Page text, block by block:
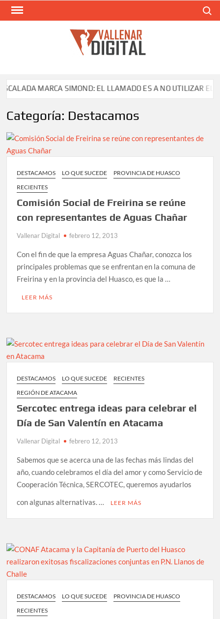
Saltar
MARCA SIMOND: EL LLAMADO ES A NO UTILIZAR EL
Categoría: Destacamos
DESTACAMOS LO QUE SUCEDE
PROVINCIA DE HUASCO
RECIENTES
Comisión Social de Freirina se reúne
con representantes de Aguas Chañar
Vallenar Digital febrero 12, 2013
Con el fin de que la empresa Aguas Chañar, conozca los
principales problemas que se enfrentan en la comuna de
Freirina y en la provincia del Huasco, es que la …
LEER MÁS
DESTACAMOS LO QUE SUCEDE
RECIENTES
REGIÓN DE ATACAMA
Sercotec entrega ideas para celebrar el
Día de San Valentín en Atacama
Vallenar Digital febrero 12, 2013
Sabemos que se acerca una de las fechas más lindas del
año, cuando celebramos el día del amor y como Servicio de
Cooperación Técnica, SERCOTEC, queremos ayudarlos
con algunas alternativas. …
LEER MÁS
DESTACAMOS LO QUE SUCEDE
PROVINCIA DE HUASCO
RECIENTES